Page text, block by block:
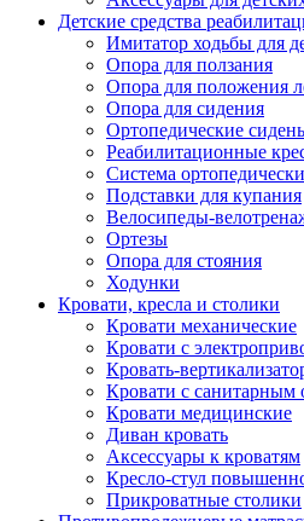
Детские средства
Имитатор ходьбы для
Опора для ползания
Опора для положения
Опора для сидения
Ортопедические
Реабилитационные
Система
Подставки для купания
Велосипеды-
Ортезы
Опора для стояния
Ходунки
Кровати, кресла и столики
Кровати механические
Кровати с
Кровать-
Кровати с санитарным
Кровати медицинские
Диван кровать
Аксессуары к кроватям
Кресло-стул
Прикроватные столики